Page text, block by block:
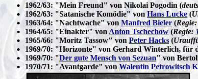
1962/63: "Mein Freund" von Nikolai Pogodin (
1962/63: "Satanische Komödie" von Hans Lucke (
1963/64: "Nachtwache" von Manfred Bieler (Regie:
1964/65: "Einakter" von Anton Tschechow (Regie:
1965/66: "Moritz Tassow" von Peter Hacks (
1969/70: "Horizonte" von Gerhard Winterlich, für
1969/70: "Der gute Mensch von Sezuan" von
1970/71: "Avantgarde" von Walentin Petrowitsch